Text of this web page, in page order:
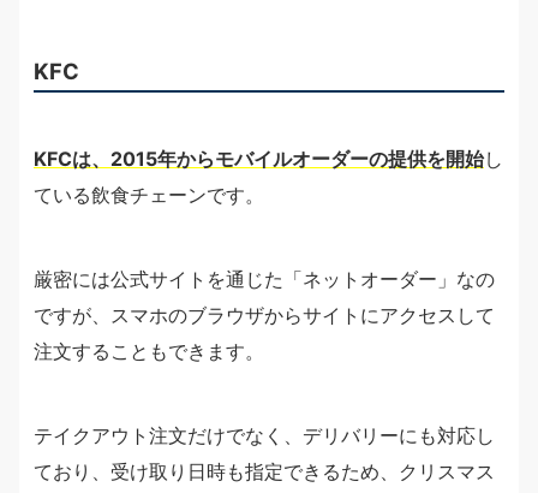
KFC
KFCは、2015年からモバイルオーダーの提供を開始し
ている飲食チェーンです。
厳密には公式サイトを通じた「ネットオーダー」なの
ですが、スマホのブラウザからサイトにアクセスして
注文することもできます。
テイクアウト注文だけでなく、デリバリーにも対応し
ており、受け取り日時も指定できるため、クリスマス